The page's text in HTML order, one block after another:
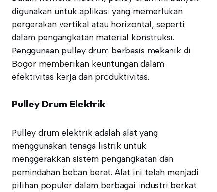
digunakan untuk aplikasi yang memerlukan
pergerakan vertikal atau horizontal, seperti
dalam pengangkatan material konstruksi.
Penggunaan pulley drum berbasis mekanik di
Bogor memberikan keuntungan dalam
efektivitas kerja dan produktivitas.
Pulley Drum Elektrik
Pulley drum elektrik adalah alat yang
menggunakan tenaga listrik untuk
menggerakkan sistem pengangkatan dan
pemindahan beban berat. Alat ini telah menjadi
pilihan populer dalam berbagai industri berkat